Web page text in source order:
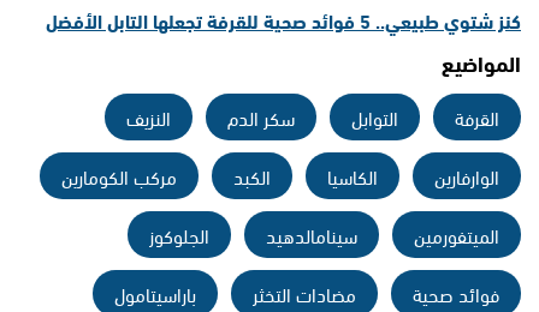
كنز شتوي طبيعي.. 5 فوائد صحية للقرفة تجعلها التابل الأفضل
المواضيع
القرفة التوابل سكر الدم
النزيف
الوارفارين
الكاسيا الكبد
مركب الكومارين
الميتفورمين
سينامالدهيد
الجلوكوز
فوائد صحية
مضادات التخثر
باراسيتامول